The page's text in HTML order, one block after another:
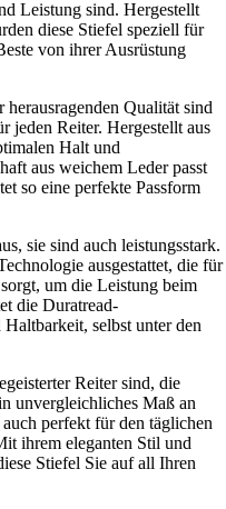
Leistung sind. Hergestellt
diese Stiefel speziell für
von ihrer Ausrüstung
Qualität sind
jeden Reiter. Hergestellt aus
Halt und
aus weichem Leder passt
so eine perfekte Passform
sie sind auch leistungsstark.
ausgestattet, die für
um die Leistung beim
die Duratread-
selbst unter den
Reiter sind, die
unvergleichliches Maß an
perfekt für den täglichen
ihrem eleganten Stil und
Stiefel Sie auf all Ihren